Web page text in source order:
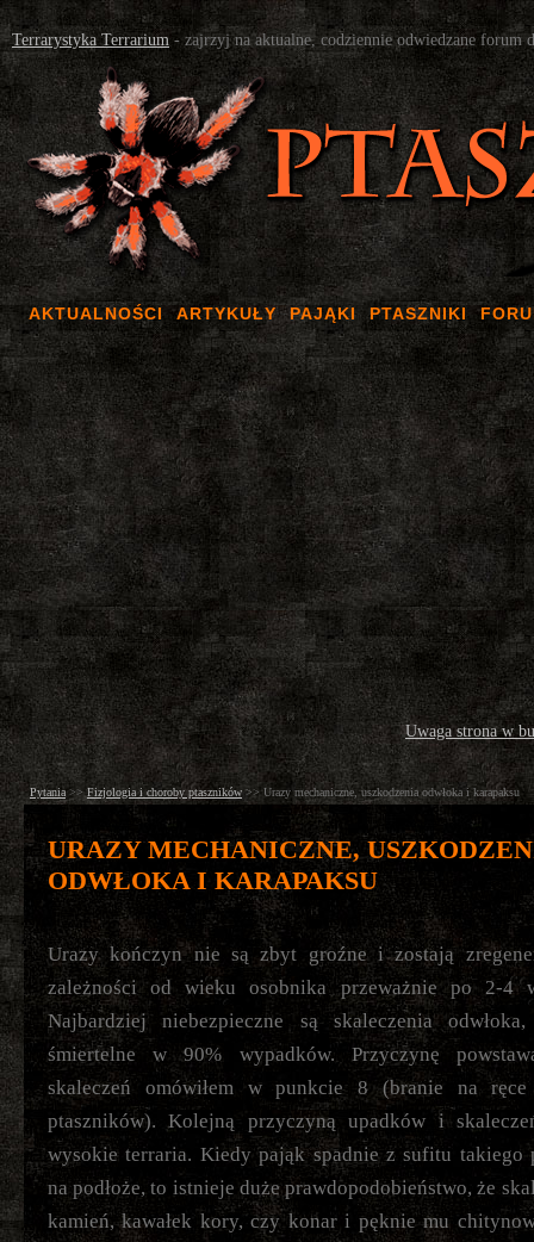
Terrarystyka Terrarium - zajrzyj na aktualne, codziennie odwiedzane forum
AKTUALNOŚCI ARTYKUŁY PAJĄKI PTASZNIKI
Uwaga strona w
Pytania>> Fizjologia i choroby ptaszników >>Urazy mechaniczne, uszkodzenia odwłoka i karapaksu
URAZY MECHANICZNE,
ODWŁOKA I KARAPAKSU
Urazy kończyn nie są zbyt groźne i zostają
zależności od wieku osobnika przeważnie po 2-4
Najbardziej niebezpieczne są skaleczenia
śmiertelne w 90% wypadków. Przyczynę
skaleczeń omówiłem w punkcie 8 (branie na
ptaszników). Kolejną przyczyną upadków i
wysokie terraria. Kiedy pająk spadnie z sufitu takiego
na podłoże, to istnieje duże prawdopodobieństwo, że
kamień, kawałek kory, czy konar i pęknie mu